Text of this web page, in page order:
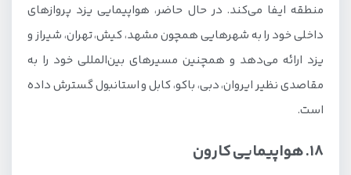
منطقه ایفا می‌کند. در حال حاضر، هواپیمایی یزد پروازهای
داخلی خود را به شهرهایی همچون مشهد، کیش، تهران، شیراز و
یزد ارائه می‌دهد و همچنین مسیرهای بین‌المللی خود را به
مقاصدی نظیر ایروان، دبی، باکو، کابل و استانبول گسترش داده
است.
18. هواپیمایی کارون